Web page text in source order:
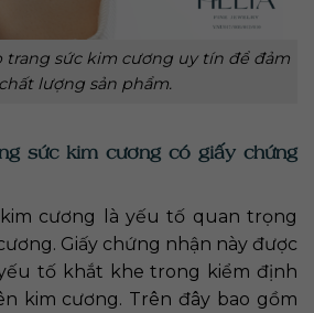
trang sức kim cương uy tín để đảm
lượng sản phẩm.
sức kim cương có giấy chứng
cương là yếu tố quan trọng
Giấy chứng nhận này được
tố khắt khe trong kiểm định
kim cương. Trên đây bao gồm